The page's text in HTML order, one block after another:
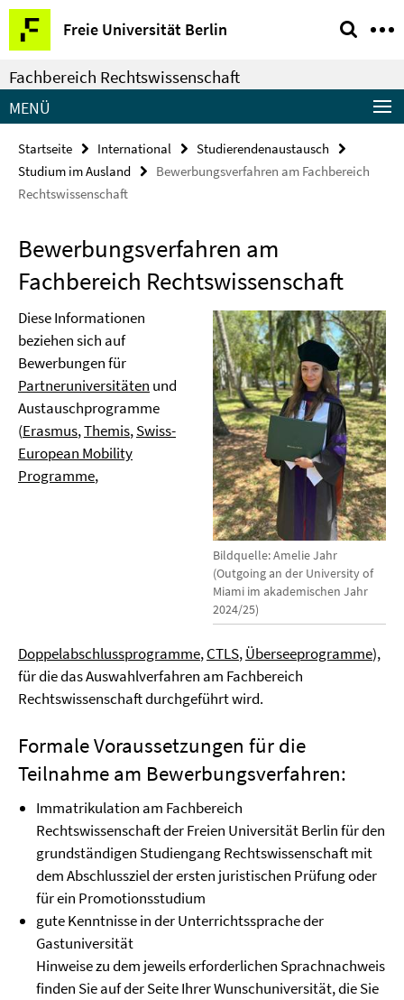
Springe
direkt
zu
Inhalt
Freie Universität Berlin
Service-
Navigation
Fachbereich Rechtswissenschaft
MENÜ
Startseite International
Studierendenaustausch
Studium im Ausland
Bewerbungsverfahren am Fachbereich
Rechtswissenschaft
Bewerbungsverfahren am
Fachbereich Rechtswissenschaft
Bildquelle: Amelie Jahr
(Outgoing an der University of
Miami im akademischen Jahr
2024/25)
Diese Informationen
beziehen sich auf
Bewerbungen für
Partneruniversitäten und
Austauschprogramme
(Erasmus,Themis,Swiss-
European Mobility
Programme,
Doppelabschlussprogramme,CTLS,Überseeprogramme),
für die das Auswahlverfahren am Fachbereich
Rechtswissenschaft durchgeführt wird.
Formale Voraussetzungen für die
Teilnahme am Bewerbungsverfahren:
Immatrikulation am Fachbereich
Rechtswissenschaft der Freien Universität Berlin für den
grundständigen Studiengang Rechtswissenschaft mit
dem Abschlussziel der ersten juristischen Prüfung oder
für ein Promotionsstudium
gute Kenntnisse in der Unterrichtssprache der
Gastuniversität
Hinweise zu dem jeweils erforderlichen Sprachnachweis
finden Sie auf der Seite Ihrer Wunschuniversität, die Sie